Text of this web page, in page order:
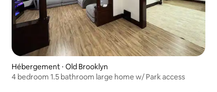
Hébergement ⋅ Old Brooklyn
4 bedroom 1.5 bathroom large home w/ Park access